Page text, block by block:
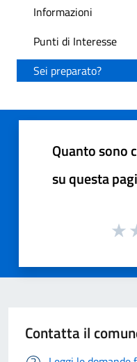
Informazioni
Punti di Interesse
Sei preparato?
Quanto sono
su questa
Contatta il